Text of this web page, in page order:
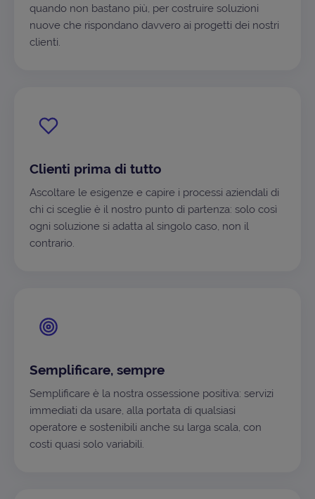
quando non bastano più, per costruire soluzioni
nuove che rispondano davvero ai progetti dei nostri
clienti.
Clienti prima di tutto
Ascoltare le esigenze e capire i processi aziendali di
chi ci sceglie è il nostro punto di partenza: solo così
ogni soluzione si adatta al singolo caso, non il
contrario.
Semplificare, sempre
Semplificare è la nostra ossessione positiva: servizi
immediati da usare, alla portata di qualsiasi
operatore e sostenibili anche su larga scala, con
costi quasi solo variabili.